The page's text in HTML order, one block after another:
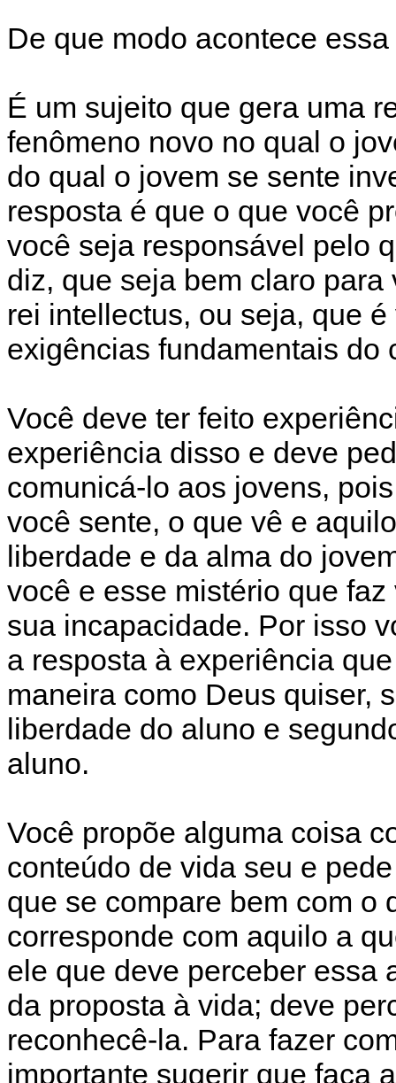
De que modo acontece
É um sujeito que gera uma
fenômeno novo no qual o
do qual o jovem se sente
resposta é que o que você
você seja responsável pelo
diz, que seja bem claro
rei intellectus, ou seja, que
exigências fundamentais do
Você deve ter feito
experiência disso e deve
comunicá-lo aos jovens,
você sente, o que vê e
liberdade e da alma do
você e esse mistério que
sua incapacidade. Por isso
a resposta à experiência
maneira como Deus quiser,
liberdade do aluno e
aluno.
Você propõe alguma coisa
conteúdo de vida seu e
que se compare bem com o
corresponde com aquilo a
ele que deve perceber essa
da proposta à vida; deve
reconhecê-la. Para fazer
importante sugerir que faça